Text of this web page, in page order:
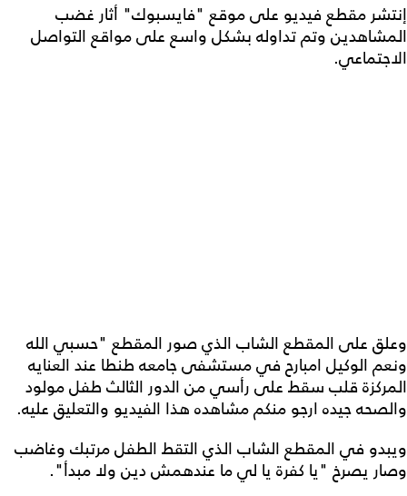
إنتشر مقطع فيديو على موقع "فايسبوك" أثار غضب
المشاهدين وتم تداوله بشكل واسع على مواقع التواصل
الاجتماعي.
وعلق على المقطع الشاب الذي صور المقطع "حسبي الله
ونعم الوكيل امبارح في مستشفى جامعه طنطا عند العنايه
المركزة قلب سقط على رأسي من الدور الثالث طفل مولود
والصحه جيده ارجو منكم مشاهده هذا الفيديو والتعليق عليه.
ويبدو في المقطع الشاب الذي التقط الطفل مرتبك وغاضب
وصار يصرخ "يا كفرة يا لي ما عندهمش دين ولا مبدأ".